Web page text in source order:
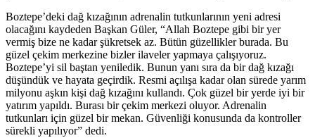
Boztepe’deki dağ kızağının adrenalin tutkunlarının yeni adresi
olacağını kaydeden Başkan Güler, “Allah Boztepe gibi bir yer
vermiş bize ne kadar şükretsek az. Bütün güzellikler burada. Bu
güzel çekim merkezine bizler ilaveler yapmaya çalışıyoruz.
Boztepe’yi sil baştan yeniledik. Bunun yanı sıra da bir dağ kızağı
düşündük ve hayata geçirdik. Resmi açılışa kadar olan sürede yarım
milyonu aşkın kişi dağ kızağını kullandı. Çok güzel bir yerde iyi bir
yatırım yapıldı. Burası bir çekim merkezi oluyor. Adrenalin
tutkunları için güzel bir mekan. Güvenliği konusunda da kontroller
sürekli yapılıyor” dedi.